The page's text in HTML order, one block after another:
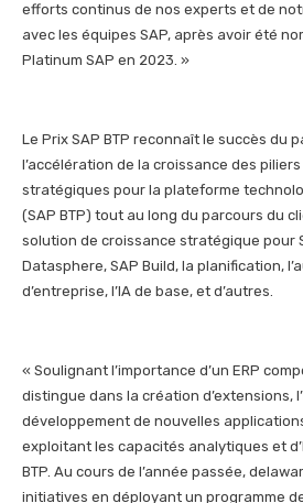
efforts continus de nos experts et de
avec les équipes SAP, après avoir été
Platinum SAP en 2023. »
Le Prix SAP BTP reconnaît le succès du
l’accélération de la croissance des
stratégiques pour la plateforme
(SAP BTP) tout au long du parcours du
solution de croissance stratégique pour
Datasphere, SAP Build, la planification,
d’entreprise, l’IA de base, et d’autres.
« Soulignant l’importance d’un ERP
distingue dans la création d’extensions,
développement de nouvelles
exploitant les capacités analytiques et
BTP. Au cours de l’année passée,
initiatives en déployant un programme